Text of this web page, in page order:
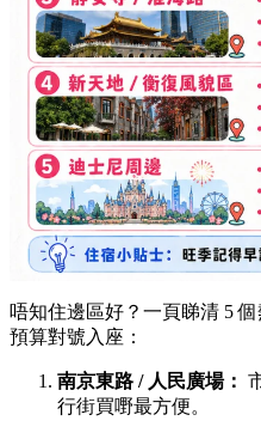
唔知住邊區好？一頁睇清 5
預算對號入座：
南京東路 / 人民廣場：
行街買嘢最方便。